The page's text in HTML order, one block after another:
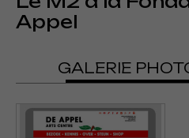
Appel
GALERIE